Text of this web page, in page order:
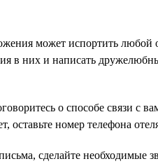
может испортить любой
в них и написать
о способе связи с
номер телефона
сделайте